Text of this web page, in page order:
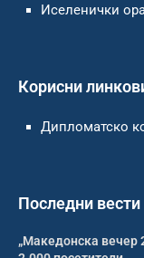
Иселенички
Корисни
Дипломатско
Последни вести
„Македонска вечер